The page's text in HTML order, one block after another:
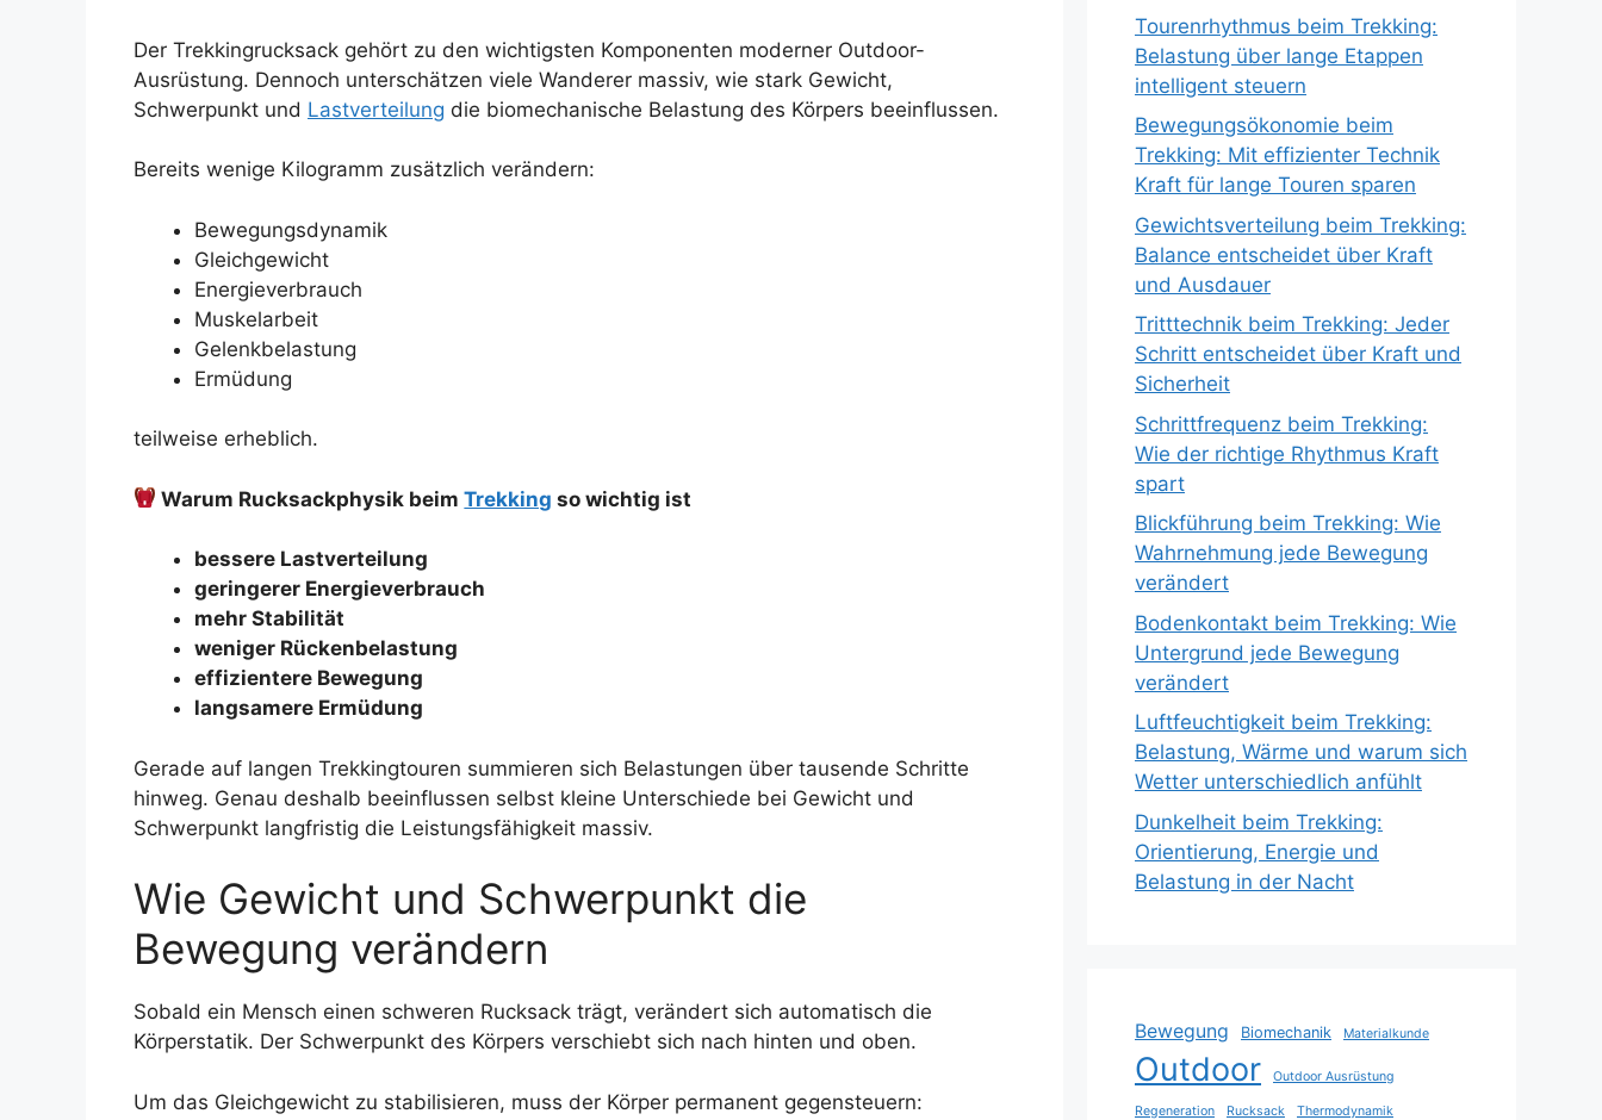
Der Trekkingrucksack gehört zu den wichtigsten Komponenten moderner Outdoor-
Ausrüstung. Dennoch unterschätzen viele Wanderer massiv, wie stark Gewicht,
Schwerpunkt und Lastverteilung die biomechanische Belastung des Körpers beeinflussen.
Bereits wenige Kilogramm zusätzlich verändern:
Bewegungsdynamik
Gleichgewicht
Energieverbrauch
Muskelarbeit
Gelenkbelastung
Ermüdung
teilweise erheblich.
Warum Rucksackphysik beimTrekking so wichtig ist
bessere Lastverteilung
geringerer Energieverbrauch
mehr Stabilität
weniger Rückenbelastung
effizientere Bewegung
langsamere Ermüdung
Gerade auf langen Trekkingtouren summieren sich Belastungen über tausende Schritte
hinweg. Genau deshalb beeinflussen selbst kleine Unterschiede bei Gewicht und
Schwerpunkt langfristig die Leistungsfähigkeit massiv.
Wie Gewicht und Schwerpunkt die
Bewegung verändern
Sobald ein Mensch einen schweren Rucksack trägt, verändert sich automatisch die
Körperstatik. Der Schwerpunkt des Körpers verschiebt sich nach hinten und oben.
Um das Gleichgewicht zu stabilisieren, muss der Körper permanent gegensteuern:
Tourenrhythmus beim Trekking:
Belastung über lange Etappen
intelligent steuern
Bewegungsökonomie beim
Trekking: Mit effizienter Technik
Kraft für lange Touren sparen
Gewichtsverteilung beim Trekking:
Balance entscheidet über Kraft
und Ausdauer
Tritttechnik beim Trekking: Jeder
Schritt entscheidet über Kraft und
Sicherheit
Schrittfrequenz beim Trekking:
Wie der richtige Rhythmus Kraft
spart
Blickführung beim Trekking: Wie
Wahrnehmung jede Bewegung
verändert
Bodenkontakt beim Trekking: Wie
Untergrund jede Bewegung
verändert
Luftfeuchtigkeit beim Trekking:
Belastung, Wärme und warum sich
Wetter unterschiedlich anfühlt
Dunkelheit beim Trekking:
Orientierung, Energie und
Belastung in der Nacht
Bewegung Biomechanik Materialkunde
Outdoor Outdoor Ausrüstung
Regeneration Rucksack Thermodynamik